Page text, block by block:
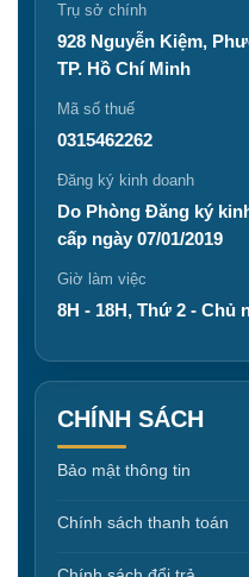
Trụ sở chính
928 Nguyễn Kiệm,
TP. Hồ Chí Minh
Mã số thuế
0315462262
Đăng ký kinh doanh
Do Phòng Đăng ký
cấp ngày 07/01/2019
Giờ làm việc
8H - 18H, Thứ 2 - Chủ
CHÍNH SÁCH
Bảo mật thông tin
Chính sách thanh toán